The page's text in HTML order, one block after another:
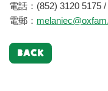
電話：(852) 3120 5175
電郵：
BACK